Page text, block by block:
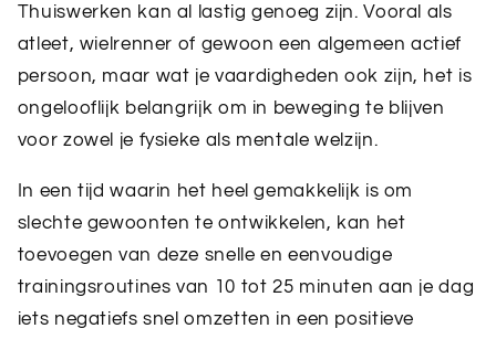
Thuiswerken kan al lastig genoeg zijn. Vooral als
atleet, wielrenner of gewoon een algemeen actief
persoon, maar wat je vaardigheden ook zijn, het is
ongelooflijk belangrijk om in beweging te blijven
voor zowel je fysieke als mentale welzijn.
In een tijd waarin het heel gemakkelijk is om
slechte gewoonten te ontwikkelen, kan het
toevoegen van deze snelle en eenvoudige
trainingsroutines van 10 tot 25 minuten aan je dag
iets negatiefs snel omzetten in een positieve